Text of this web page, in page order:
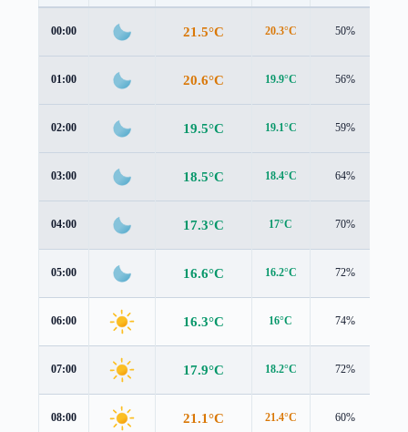
00:00 21.5°C 20.3°C 50%
01:00 20.6°C 19.9°C 56%
02:00 19.5°C 19.1°C 59%
03:00 18.5°C 18.4°C 64%
04:00 17.3°C 17°C 70%
05:00 16.6°C 16.2°C 72%
06:00 16.3°C 16°C 74%
07:00 17.9°C 18.2°C 72%
08:00 21.1°C 21.4°C 60%